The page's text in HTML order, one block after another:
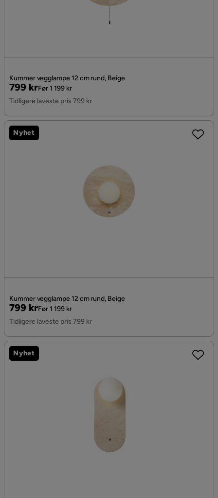
Kummer vegglampe 12 cm rund, Beige
Pris
799 kr
Original
Pris
Før 1 199 kr
Tidligere laveste pris 799 kr
Kummer vegglampe 12 cm rund, Beige
Pris
799 kr
Original
Pris
Før 1 199 kr
Tidligere laveste pris 799 kr
Nyhet
Nyhet